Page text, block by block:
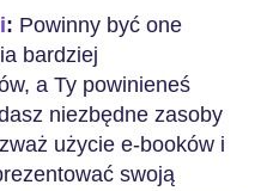
: Powinny być one
bardziej
a Ty powinieneś
niezbędne zasoby
użycie e-booków i
swoją